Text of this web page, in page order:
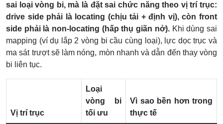
sai loại vòng bi, mà là đặt sai chức năng theo vị trí trục:
drive side phải là locating (chịu tải + định vị), còn front
side phải là non-locating (hấp thụ giãn nở).Khi dùng sai
mapping (ví dụ lắp 2 vòng bi cầu cùng loại), lực dọc trục và
ma sát trượt sẽ làm nóng, mòn nhanh và dẫn đến thay vòng
bi liên tục.
Vị trí trục
Loại
vòng bi
tối ưu
Vì sao bền hơn trong
thực tế